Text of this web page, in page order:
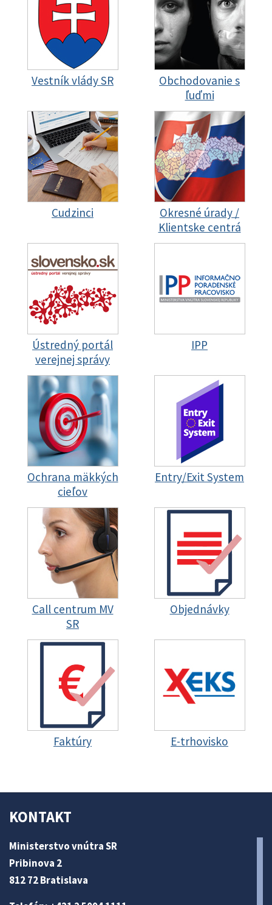
Vestník vlády SR
Obchodovanie s
ľuďmi
Cudzinci
Okresné úrady /
Klientske centrá
Ústredný portál
verejnej správy
IPP
Ochrana mäkkých
cieľov
Entry/Exit System
Call centrum MV
SR
Objednávky
Faktúry E-trhovisko
KONTAKT
Ministerstvo vnútra SR
Pribinova 2
812 72 Bratislava